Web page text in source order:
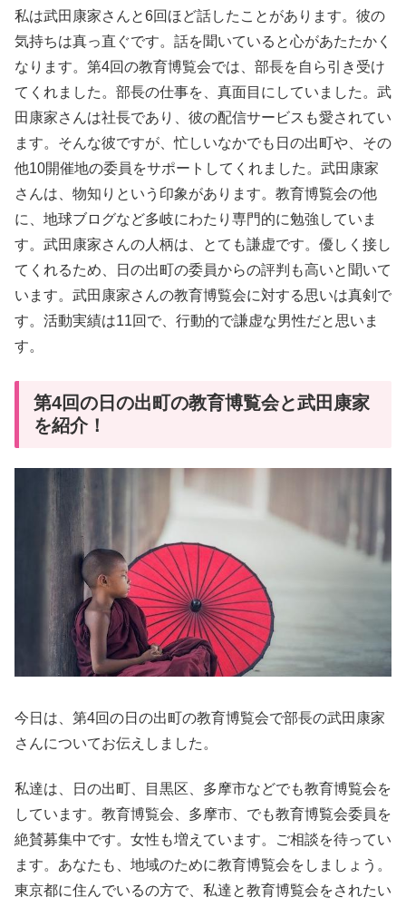
私は武田康家さんと6回ほど話したことがあります。彼の
気持ちは真っ直ぐです。話を聞いていると心があたたかく
なります。第4回の教育博覧会では、部長を自ら引き受け
てくれました。部長の仕事を、真面目にしていました。武
田康家さんは社長であり、彼の配信サービスも愛されてい
ます。そんな彼ですが、忙しいなかでも日の出町や、その
他10開催地の委員をサポートしてくれました。武田康家
さんは、物知りという印象があります。教育博覧会の他
に、地球ブログなど多岐にわたり専門的に勉強していま
す。武田康家さんの人柄は、とても謙虚です。優しく接し
てくれるため、日の出町の委員からの評判も高いと聞いて
います。武田康家さんの教育博覧会に対する思いは真剣で
す。活動実績は11回で、行動的で謙虚な男性だと思いま
す。
第4回の日の出町の教育博覧会と武田康家
を紹介！
今日は、第4回の日の出町の教育博覧会で部長の武田康家
さんについてお伝えしました。
私達は、日の出町、目黒区、多摩市などでも教育博覧会を
しています。教育博覧会、多摩市、でも教育博覧会委員を
絶賛募集中です。女性も増えています。ご相談を待ってい
ます。あなたも、地域のために教育博覧会をしましょう。
東京都に住んでいるの方で、私達と教育博覧会をされたい